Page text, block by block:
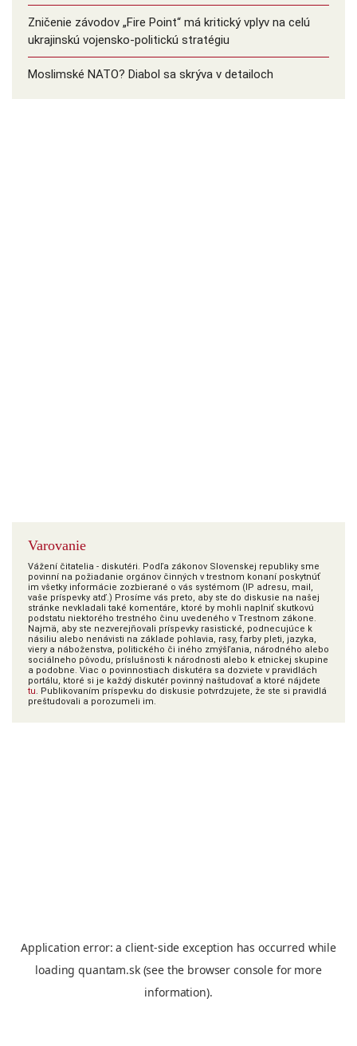
Zničenie závodov „Fire Point“ má kritický vplyv na celú
ukrajinskú vojensko-politickú stratégiu
Moslimské NATO? Diabol sa skrýva v detailoch
Varovanie
Vážení čitatelia - diskutéri. Podľa zákonov Slovenskej republiky sme
povinní na požiadanie orgánov činných v trestnom konaní poskytnúť
im všetky informácie zozbierané o vás systémom (IP adresu, mail,
vaše príspevky atď.) Prosíme vás preto, aby ste do diskusie na našej
stránke nevkladali také komentáre, ktoré by mohli naplniť skutkovú
podstatu niektorého trestného činu uvedeného v Trestnom zákone.
Najmä, aby ste nezverejňovali príspevky rasistické, podnecujúce k
násiliu alebo nenávisti na základe pohlavia, rasy, farby pleti, jazyka,
viery a náboženstva, politického či iného zmýšľania, národného alebo
sociálneho pôvodu, príslušnosti k národnosti alebo k etnickej skupine
a podobne. Viac o povinnostiach diskutéra sa dozviete v pravidlách
portálu, ktoré si je každý diskutér povinný naštudovať a ktoré nájdete
tu. Publikovaním príspevku do diskusie potvrdzujete, že ste si pravidlá
preštudovali a porozumeli im.